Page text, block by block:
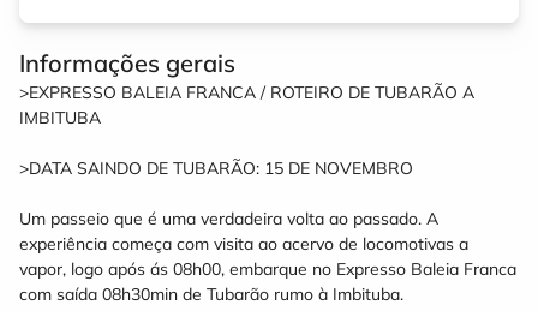
Informações gerais
>EXPRESSO BALEIA FRANCA / ROTEIRO DE TUBARÃO A
IMBITUBA
>DATA SAINDO DE TUBARÃO: 15 DE NOVEMBRO
Um passeio que é uma verdadeira volta ao passado. A
experiência começa com visita ao acervo de locomotivas a
vapor, logo após ás 08h00, embarque no Expresso Baleia Franca
com saída 08h30min de Tubarão rumo à Imbituba.